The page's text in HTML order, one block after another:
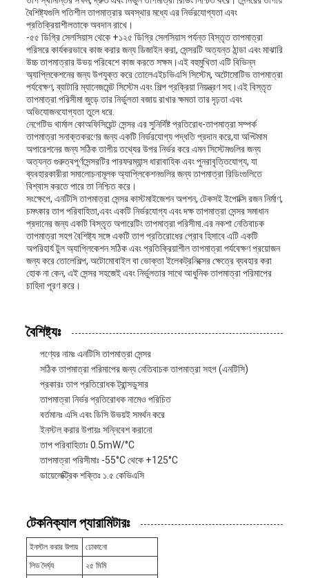
বৈশিষ্ট্যগুলি গতিশীল তাপমাত্রার অবস্থার মধ্যে এর নির্ভরযোগ্যতা এবং
প্রতিক্রিয়াশীলতাকে অবদান রাখে।
-৫৫ ডিগ্রি সেলসিয়াস থেকে +১২৫ ডিগ্রি সেলসিয়াস পর্যন্ত বিস্তৃত তাপমাত্রা
পরিসরে কার্যকরভাবে কাজ করার জন্য ডিজাইন করা, সেন্সরটি অত্যন্ত ঠান্ডা এবং মাঝারি
উচ্চ তাপমাত্রার উভয় পরিবেশে কাজ করতে সক্ষম।এই বহুমুখিতা এটি বিভিন্ন
অ্যাপ্লিকেশনের জন্য উপযুক্ত করে তোলেএইচভিএসি সিস্টেম, অটোমোটিভ তাপমাত্রা
পর্যবেক্ষণ, ব্যাটারি ম্যানেজমেন্ট সিস্টেম এবং শিল্প প্রক্রিয়া নিয়ন্ত্রণ সহ।এই বিস্তৃত
তাপমাত্রা পরিসীমা জুড়ে তার নির্ভুলতা বজায় রাখার ক্ষমতা তার দৃঢ়তা এবং
অভিযোজনযোগ্যতা তুলে ধরে.
নেগেটিভ থার্মাল কোঅফিসিয়েন্ট সেন্সর এর সুনির্দিষ্ট প্রতিরোধ-তাপমাত্রা সম্পর্ক
তাপমাত্রা সনাক্তকরণের জন্য একটি নির্ভরযোগ্য পদ্ধতি প্রদান করে,যা অপ্টিমাম
অপারেশনের জন্য সঠিক তাপীয় তথ্যের উপর নির্ভর করে এমন সিস্টেমগুলির জন্য
অত্যন্ত গুরুত্বপূর্ণসেন্সরটির পারফরম্যান্স ধারাবাহিক এবং পুনরাবৃত্তিযোগ্য, যা
ব্যবহারকারীরা সমালোচনামূলক অ্যাপ্লিকেশনগুলির জন্য তাপমাত্রা রিডিংগুলিতে
বিশ্বাস করতে পারে তা নিশ্চিত করে।
সংক্ষেপে, এনটিসি তাপমাত্রা সেন্সর কাস্টমাইজেশন অপশন, টেকসই ইপোক্সি রজন নির্মাণ,
চমৎকার তাপ পরিবাহিতা,এবং একটি নির্ভরযোগ্য এবং দক্ষ তাপমাত্রা সেন্সর সমাধান
প্রদানের জন্য একটি বিস্তৃত অপারেটিং তাপমাত্রা পরিসীমা.এর নকশা নেতিবাচক
তাপমাত্রা সহগ বৈশিষ্ট্য সঙ্গে একটি তাপ প্রতিরোধের প্রোব হিসাবে এটি একটি
অপরিহার্য টুল অ্যাপ্লিকেশন সঠিক এবং প্রতিক্রিয়াশীল তাপমাত্রা পর্যবেক্ষণ প্রয়োজন
জন্য করে তোলেশিল্প, অটোমোবাইল বা ভোক্তা ইলেকট্রনিক্সের ক্ষেত্রে ব্যবহার করা
হোক না কেন, এই সেন্সর সহজেই এবং নির্ভুলতার সাথে আধুনিক তাপমাত্রা পরিমাপের
চাহিদা পূরণ করে।
বৈশিষ্ট্যঃ
পণ্যের নামঃ এনটিসি তাপমাত্রা সেন্সর
সঠিক তাপমাত্রা পরিমাপের জন্য নেতিবাচক তাপমাত্রা সহগ (এনটিসি)
প্রকারঃ তাপ প্রতিরোধক ট্রান্সডুসার
তাপমাত্রা নির্ভর প্রতিরোধক নামেও পরিচিত
বর্তমানঃ এসি এবং ডিসি উভয়ই সমর্থন করে
ইনস্টল করার উপায়ঃ সন্নিবেশ করানো
তাপ পরিবাহিতাঃ 0.5mW/°C
তাপমাত্রা পরিসীমাঃ -55°C থেকে +125°C
ডায়েলেক্ট্রিক শক্তিঃ ১.৫ কেভিএসি
টেকনিক্যাল প্যারামিটারঃ
ইনস্টল করার উপায়
ঢোকানো
লিড দৈর্ঘ্য
২৫ মিমি